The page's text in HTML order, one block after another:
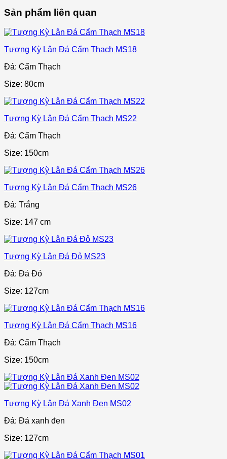
Sản phẩm liên quan
Tượng Kỳ Lân Đá Cẩm Thạch MS18
Đá: Cẩm Thạch
Size: 80cm
Tượng Kỳ Lân Đá Cẩm Thạch MS22
Đá: Cẩm Thạch
Size: 150cm
Tượng Kỳ Lân Đá Cẩm Thạch MS26
Đá: Trắng
Size: 147 cm
Tượng Kỳ Lân Đá Đỏ MS23
Đá: Đá Đỏ
Size: 127cm
Tượng Kỳ Lân Đá Cẩm Thạch MS16
Đá: Cẩm Thạch
Size: 150cm
Tượng Kỳ Lân Đá Xanh Đen MS02
Đá: Đá xanh đen
Size: 127cm